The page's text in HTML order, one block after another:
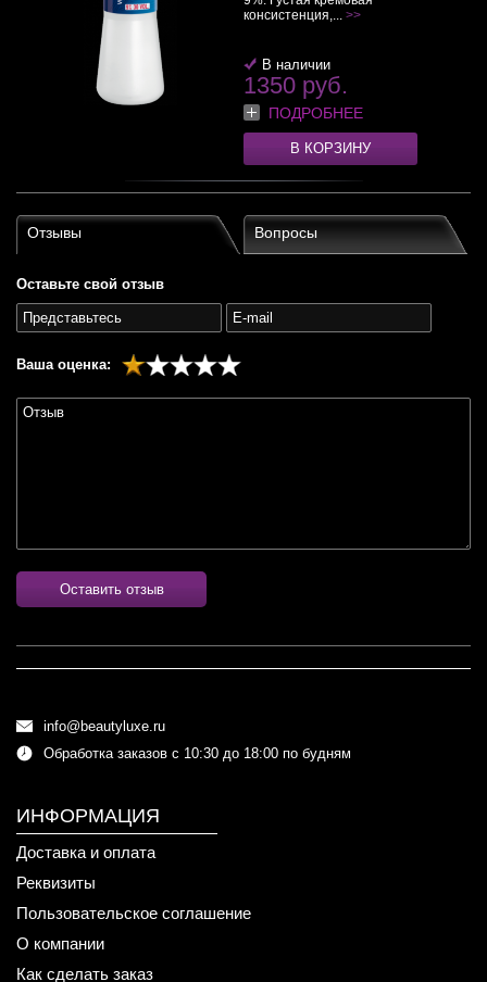
консистенция,... >>
В наличии
1350 руб.
ПОДРОБНЕЕ
В КОРЗИНУ
Отзывы Вопросы
Оставьте свой отзыв
Ваша оценка:
Оставить отзыв
info@beautyluxe.ru
Обработка заказов с 10:30 до 18:00 по будням
ИНФОРМАЦИЯ
Доставка и оплата
Реквизиты
Пользовательское соглашение
О компании
Как сделать заказ